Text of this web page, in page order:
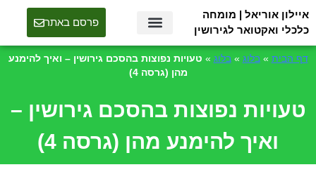
איילון אוריאל | מומחה
כלכלי ואקטואר לגירושין
פרסם באתר
דף הבית »בלוג »בלוג » טעויות נפוצות בהסכם גירושין – ואיך להימנע
מהן (גרסה 4)
טעויות נפוצות בהסכם גירושין –
ואיך להימנע מהן (גרסה 4)